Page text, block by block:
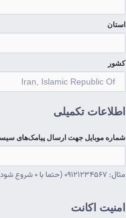
استان
کشور
اطلاعات تکمیلی
شماره موبایل جهت ارسال پیامک‌های
مثال: 09121234567 (حتما با 0 شروع شود)
امنیت اکانت